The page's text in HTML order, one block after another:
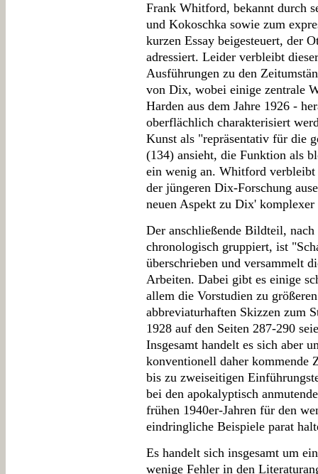
Frank Whitford, bekannt durch
und Kokoschka sowie zum
kurzen Essay beigesteuert, der
adressiert. Leider verbleibt
Ausführungen zu den
von Dix, wobei einige zentrale
Harden aus dem Jahre 1926 -
oberflächlich charakterisiert
Kunst als "repräsentativ für die
(134) ansieht, die Funktion als
ein wenig an. Whitford
der jüngeren Dix-Forschung
neuen Aspekt zu Dix'
Der anschließende Bildteil,
chronologisch gruppiert, ist
überschrieben und versammelt
Arbeiten. Dabei gibt es einige
allem die Vorstudien zu
abbreviaturhaften Skizzen zum
1928 auf den Seiten 287-290
Insgesamt handelt es sich aber
konventionell daher kommende
bis zu zweiseitigen
bei den apokalyptisch
frühen 1940er-Jahren für den
eindringliche Beispiele parat
Es handelt sich insgesamt um
wenige Fehler in den